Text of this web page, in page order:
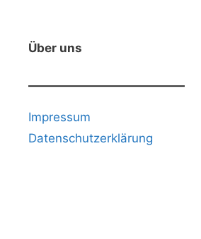
Über uns
Impressum
Datenschutzerklärung